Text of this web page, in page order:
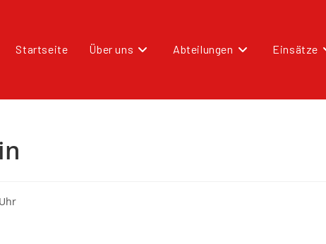
Startseite Über uns Abteilungen Einsätze